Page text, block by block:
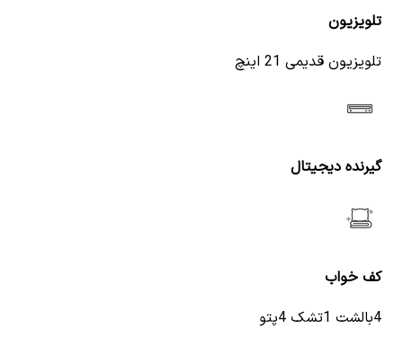
تلویزیون
تلویزیون قدیمی 21 اینچ
گیرنده دیجیتال
کف خواب
4بالشت 1تشک 4پتو